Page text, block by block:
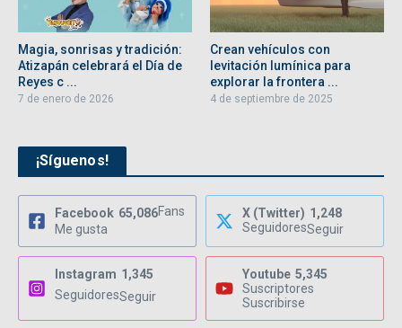
Magia, sonrisas y tradición:
Atizapán celebrará el Día de
Reyes c ...
7 de enero de 2026
Crean vehículos con
levitación lumínica para
explorar la frontera ...
4 de septiembre de 2025
¡Síguenos!
Facebook 65,086Fans
Me gusta
X (Twitter) 1,248
SeguidoresSeguir
Instagram 1,345
SeguidoresSeguir
Youtube 5,345
Suscriptores
Suscribirse